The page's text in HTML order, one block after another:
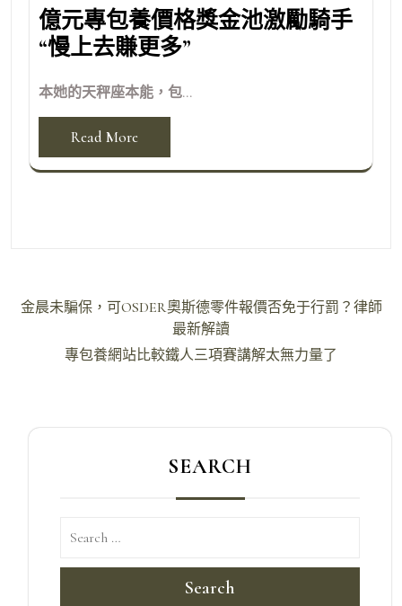
億元專包養價格獎金池激勵騎手
“慢上去賺更多”
本她的天秤座本能，包...
Read More
文
金晨未騙保，可OSDER奧斯德零件報價否免于行罰？律師
最新解讀
專包養網站比較鐵人三項賽講解太無力量了
SEARCH
Search